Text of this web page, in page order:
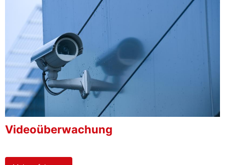
Videoüberwachung